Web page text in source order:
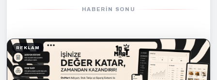
HABERIN SONU
REKLAM